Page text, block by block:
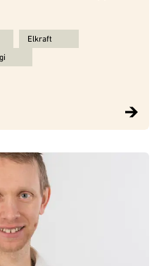
med Ellevio för utvecklingen
Elkraft